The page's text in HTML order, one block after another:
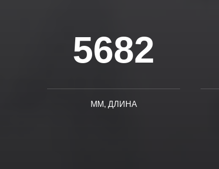
5682
ММ, ДЛИНА